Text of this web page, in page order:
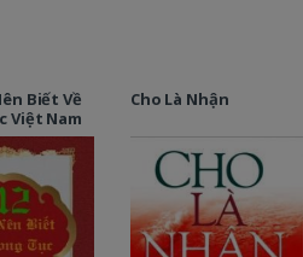
Biết Về
Việt Nam
Cho Là Nhận